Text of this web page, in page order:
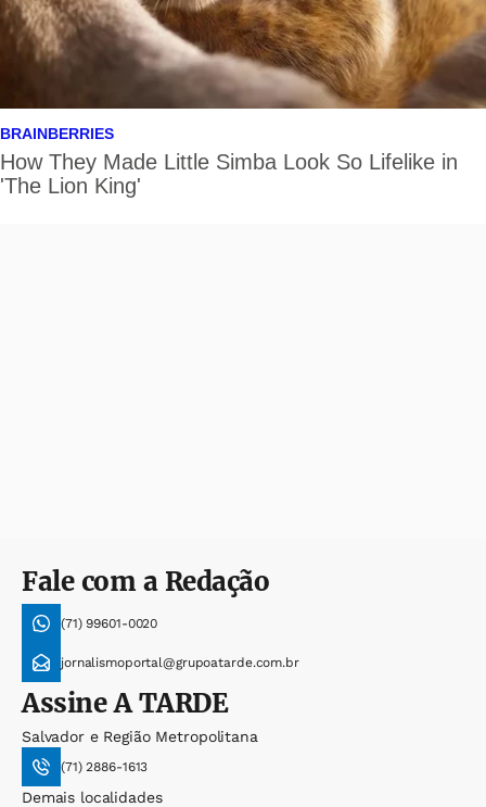
Fale com a Redação
(71) 99601-0020
jornalismoportal@grupoatarde.com.br
AssineA TARDE
Salvador e Região Metropolitana
(71) 2886-1613
Demais localidades